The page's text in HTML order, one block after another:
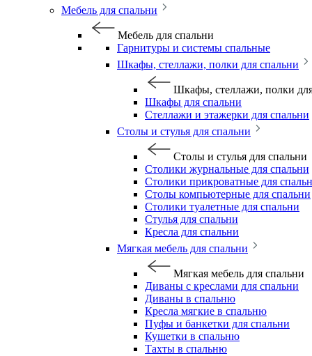
Мебель для спальни
Мебель для спальни
Гарнитуры и системы спальные
Шкафы, стеллажи, полки для спальни
Шкафы, стеллажи, полки
Шкафы для спальни
Стеллажи и этажерки для спальни
Столы и стулья для спальни
Столы и стулья для спальни
Столики журнальные для спальни
Столики прикроватные для
Столы компьютерные для спальни
Столики туалетные для спальни
Стулья для спальни
Кресла для спальни
Мягкая мебель для спальни
Мягкая мебель для спальни
Диваны с креслами для спальни
Диваны в спальню
Кресла мягкие в спальню
Пуфы и банкетки для спальни
Кушетки в спальню
Тахты в спальню